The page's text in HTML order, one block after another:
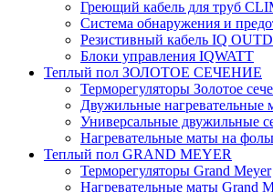
Греющий кабель для труб
Система обнаружения и
Резистивный кабель IQ
Блоки управления IQWATT
Теплый пол ЗОЛОТОЕ СЕЧЕНИЕ
Терморегуляторы Золотое
Двужильные нагревательные
Универсальные двужильные
Нагревательные маты на
Теплый пол GRAND MEYER
Терморегуляторы Grand Meyer
Нагревательные маты Grand